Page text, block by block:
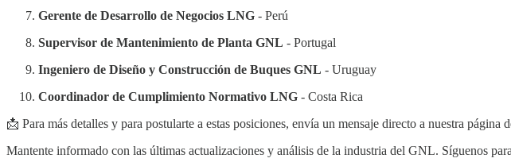
Gerente de Desarrollo de Negocios LNG - Perú
Supervisor de Mantenimiento de Planta GNL - Portugal
Ingeniero de Diseño y Construcción de Buques GNL - Uruguay
Coordinador de Cumplimiento Normativo LNG - Costa Rica
📩 Para más detalles y para postularte a estas posiciones, envía un mensaje directo a nuestra página
Mantente informado con las últimas actualizaciones y análisis de la industria del GNL. Síguenos